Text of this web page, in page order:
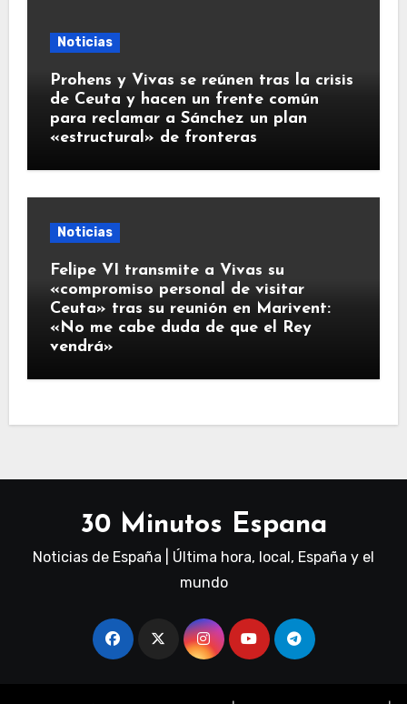
Noticias
Prohens y Vivas se reúnen tras la crisis
de Ceuta y hacen un frente común
para reclamar a Sánchez un plan
«estructural» de fronteras
Noticias
Felipe VI transmite a Vivas su
«compromiso personal de visitar
Ceuta» tras su reunión en Marivent:
«No me cabe duda de que el Rey
vendrá»
30 Minutos Espana
Noticias de España | Última hora, local, España y el
mundo